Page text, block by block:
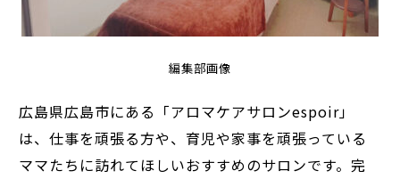
編集部画像
広島県広島市にある「アロマケアサロンespoir」
は、仕事を頑張る方や、育児や家事を頑張っている
ママたちに訪れてほしいおすすめのサロンです。完